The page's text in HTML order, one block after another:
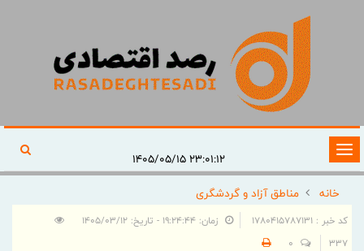
تغییر
وضعیت
ناوبری
۲۳:۰۱:۱۲ ۱۴۰۵/۰۵/۱۵
خانه
مناطق آزاد و گردشگری
کد خبر : 1780415787131
زمان: ۱۹:۲۴:۴۴ - تاریخ: ۱۴۰۵/۰۳/۱۲
337
0